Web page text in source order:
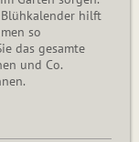
Blühkalender hilft
so
das gesamte
und Co.